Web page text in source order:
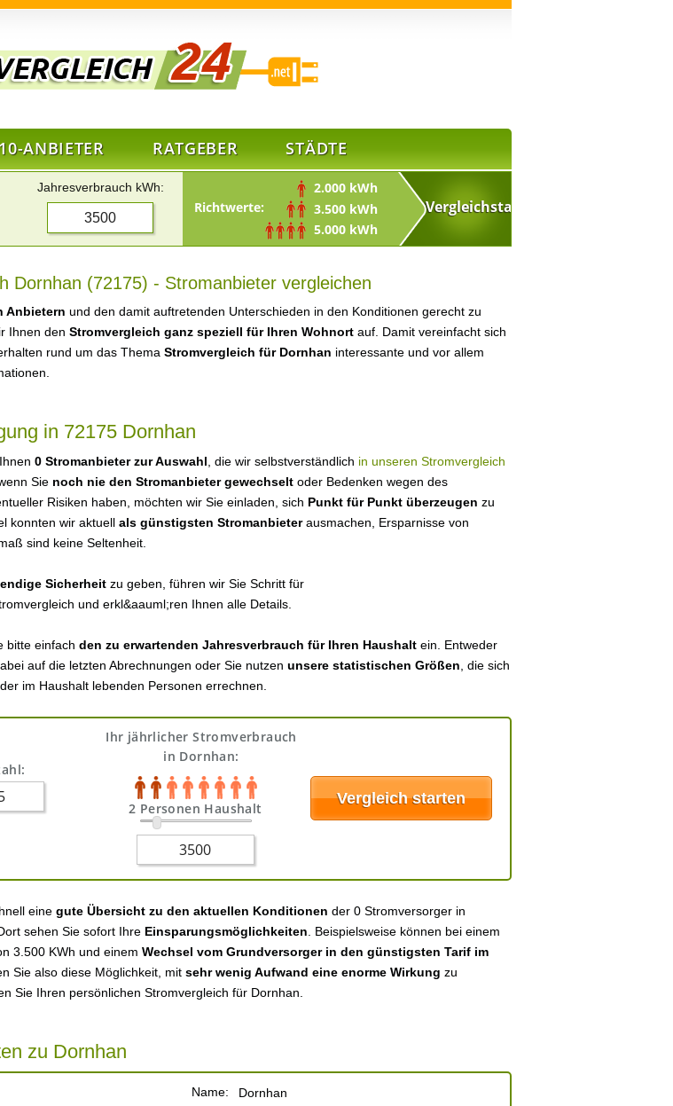
ANBIETER RATGEBER STÄDTE
Jahresverbrauch kWh:
Richtwerte:
2.000 kWh
3.500 kWh
5.000 kWh
Dornhan (72175) - Stromanbieter vergleichen
Anbietern und den damit auftretenden Unterschieden in den Konditionen gerecht zu
Ihnen den Stromvergleich ganz speziell für Ihren Wohnort auf. Damit vereinfacht sich
rund um das Thema Stromvergleich für Dornhan interessante und vor allem
in 72175 Dornhan
0 Stromanbieter zur Auswahl , die wir selbstverständlich in unseren Stromvergleich
Sie noch nie den Stromanbieter gewechselt oder Bedenken wegen des
Risiken haben, möchten wir Sie einladen, sich Punkt für Punkt überzeugen zu
konnten wir aktuell als günstigsten Stromanbieterausmachen, Ersparnisse von
sind keine Seltenheit.
Sicherheit zu geben, führen wir Sie Schritt für
und erkl&aauml;ren Ihnen alle Details.
bitte einfach den zu erwartenden Jahresverbrauch für Ihren Haushalt ein. Entweder
auf die letzten Abrechnungen oder Sie nutzen unsere statistischen Größen , die sich
im Haushalt lebenden Personen errechnen.
Ihr jährlicher Stromverbrauch
in Dornhan:
2 Personen Haushalt
eine gute Übersicht zu den aktuellen Konditionen der 0 Stromversorger in
sehen Sie sofort Ihre Einsparungsmöglichkeiten . Beispielsweise können bei einem
3.500 KWh und einem Wechsel vom Grundversorger in den günstigsten Tarif im
Sie also diese Möglichkeit, mit sehr wenig Aufwand eine enorme Wirkung zu
Sie Ihren persönlichen Stromvergleich für Dornhan.
zu Dornhan
Name:
Dornhan